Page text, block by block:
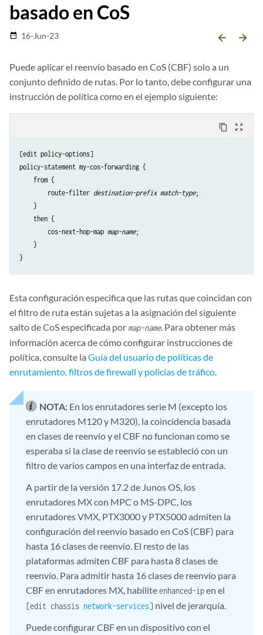
basado en CoS
date_range 16-Jun-23 arrow_backward arrow_forward
Puede aplicar el reenvío basado en CoS (CBF) solo a un
conjunto definido de rutas. Por lo tanto, debe configurar una
instrucción de política como en el ejemplo siguiente:
content_copy zoom_out_map
[edit policy-options]
policy-statement my-cos-forwarding {
    from {
        route-filter
destination-prefix match-type;
    }
    then {
        cos-next-hop-map
map-name;
    }
Esta configuración especifica que las rutas que coincidan con
el filtro de ruta están sujetas a la asignación del siguiente
salto de CoS especificada por map-name. Para obtener más
información acerca de cómo configurar instrucciones de
política, consulte la Guía del usuario de políticas de
enrutamiento, filtros de firewall y policías de tráfico.
NOTA: En los enrutadores serie M (excepto los
enrutadores M120 y M320), la coincidencia basada
en clases de reenvío y el CBF no funcionan como se
esperaba si la clase de reenvío se estableció con un
filtro de varios campos en una interfaz de entrada.
A partir de la versión 17.2 de Junos OS, los
enrutadores MX con MPC o MS-DPC, los
enrutadores VMX, PTX3000 y PTX5000 admiten la
configuración del reenvío basado en CoS (CBF) para
hasta 16 clases de reenvío. El resto de las
plataformas admiten CBF para hasta 8 clases de
reenvío. Para admitir hasta 16 clases de reenvío para
CBF en enrutadores MX, habiliteenhanced-ipen el
[edit chassis network-services] nivel de jerarquía.
Puede configurar CBF en un dispositivo con el